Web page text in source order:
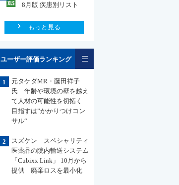
8月版 疾患別リスト
もっと見る
ユーザー評価ランキング
1
元タケダMR・藤田祥子
氏 年齢や環境の壁を越え
て人材の可能性を切拓く
目指すは”かかりつけコン
サル“
2
スズケン スペシャリティ
医薬品の院内輸送システム
「Cubixx Link」 10月から
提供 廃棄ロスを最小化